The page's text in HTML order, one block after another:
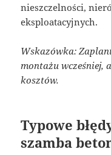
nieszczelności,
eksploatacyjnych.
Wskazówka:
montażu wcześniej,
kosztów.
Typowe
szamba